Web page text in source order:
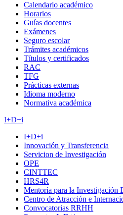
Calendario académico
Horarios
Guías docentes
Exámenes
Seguro escolar
Trámites académicos
Títulos y certificados
RAC
TFG
Prácticas externas
Idioma moderno
Normativa académica
I+D+i
I+D+i
Innovación y Transferencia
Servicion de Investigación
OPE
CINTTEC
HRS4R
Mentoría para la Investigación
Centro de Atracción e
Convocatorias RRHH